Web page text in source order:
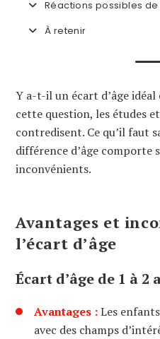
Réactions possibles
À retenir
Y a-t-il un écart d’âge
cette question, les études
contredisent. Ce qu’il faut
différence d’âge comporte
inconvénients.
Avantages et
l’écart d’âge
Écart d’âge de 1 à 2
Avantages :Les
avec des champs